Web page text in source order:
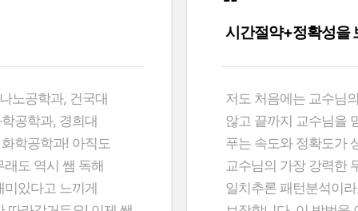
합 했습니다! 단순히
는 단편적인 강의가
, 지문을 미리
내는 방법‘을 배울
설임 없이 황선웅
황선웅쌤을 만나셨
황선웅쌤 수업을 처음
잘될 수 있겠다고 생각
건 시험 공부가 아닙니
학습을 할 수 있었어요!
(한양대학교 건축학부